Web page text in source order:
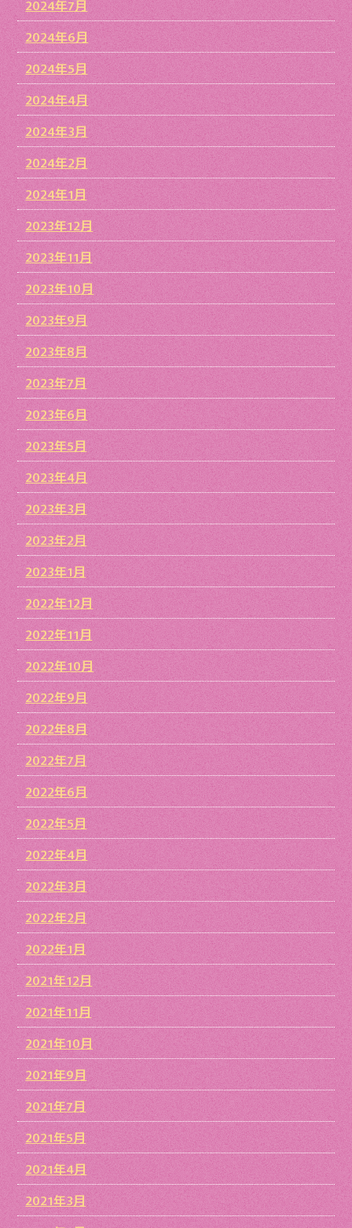
2024年7月
2024年6月
2024年5月
2024年4月
2024年3月
2024年2月
2024年1月
2023年12月
2023年11月
2023年10月
2023年9月
2023年8月
2023年7月
2023年6月
2023年5月
2023年4月
2023年3月
2023年2月
2023年1月
2022年12月
2022年11月
2022年10月
2022年9月
2022年8月
2022年7月
2022年6月
2022年5月
2022年4月
2022年3月
2022年2月
2022年1月
2021年12月
2021年11月
2021年10月
2021年9月
2021年7月
2021年5月
2021年4月
2021年3月